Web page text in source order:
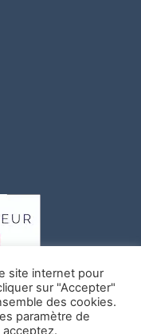
site internet pour
sur "Accepter"
des cookies.
paramètre de